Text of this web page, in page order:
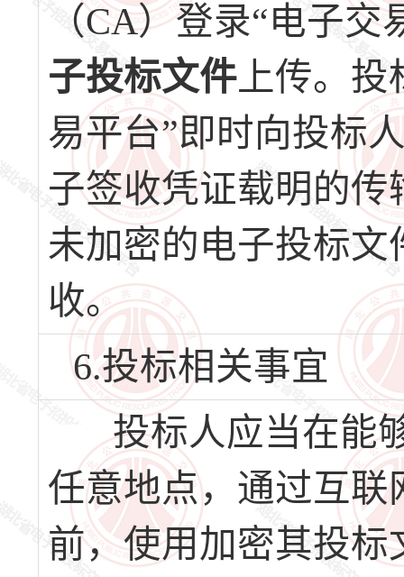
（CA）登录“电子
子投标文件 上传。
易平台”即时向投标
子签收凭证载明的
未加密的电子投标文
收。
6.投标相关事宜
投标人应当在能
任意地点，通过互
前，使用加密其投